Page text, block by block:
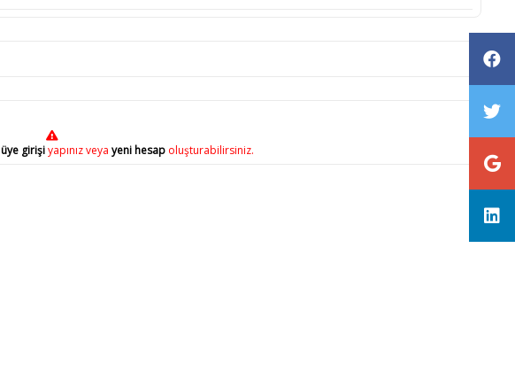
üye girişiyapınız veya yeni hesapoluşturabilirsiniz.